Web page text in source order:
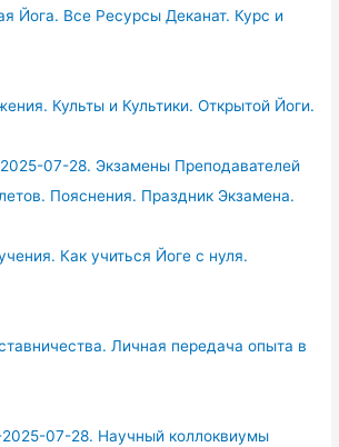
Йога. Все Ресурсы Деканат. Курс и
Культы и Культики. Открытой Йоги.
07-28. Экзамены Преподавателей
Пояснения. Праздник Экзамена.
Как учиться Йоге с нуля.
Личная передача опыта в
07-28. Научный коллоквиумы